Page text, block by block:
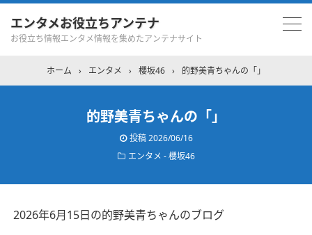
エンタメお役立ちアンテナ
お役立ち情報エンタメ情報を集めたアンテナサイト
ホーム › エンタメ › 櫻坂46 › 的野美青ちゃんの「」
的野美青ちゃんの「」
投稿2026/06/16
エンタメ - 櫻坂46
2026年6月15日の的野美青ちゃんのブログ